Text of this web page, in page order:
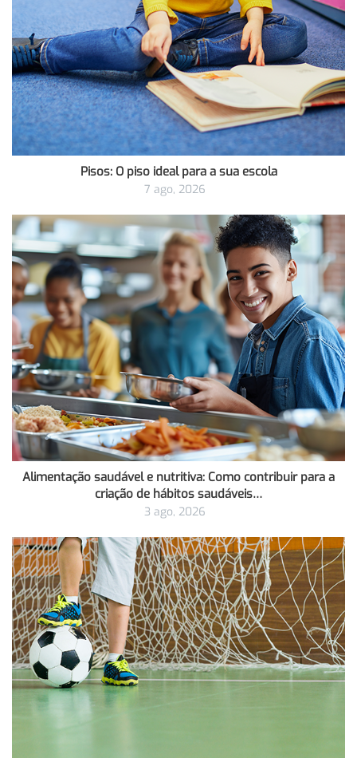
Pisos: O piso ideal para a sua escola
7 ago, 2026
Alimentação saudável e nutritiva: Como contribuir para a
criação de hábitos saudáveis…
3 ago, 2026